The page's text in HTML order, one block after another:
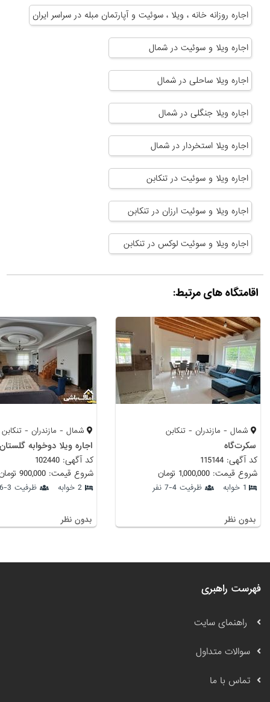
اجاره روزانه خانه ، ویلا ، سوئیت و آپارتمان مبله در سراسر ایران
اجاره ویلا و سوئیت در شمال
اجاره ویلا ساحلی در شمال
اجاره ویلا جنگلی در شمال
اجاره ویلا استخردار در شمال
اجاره ویلا و سوئیت در تنکابن
اجاره ویلا و سوئیت ارزان در تنکابن
اجاره ویلا و سوئیت لوکس در تنکابن
اقامتگاه های مرتبط:
شمال - مازندران - تنکابن
سکرت‌گاه
کد آگهی: 115144
شروع قیمت: 1,000,000 تومان
1 خوابه ظرفیت 4-7 نفر
بدون نظر
شمال - مازندران - تنکابن
کد آگهی: 102440
شروع قیمت: 900,000 تومان
2 خوابه ظرفیت 3-6 نفر
بدون نظر
فهرست راهبری
راهنمای سایت
سوالات متداول
تماس با ما